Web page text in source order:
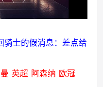
骑士的假消息：差点给
英超 阿森纳 欧冠